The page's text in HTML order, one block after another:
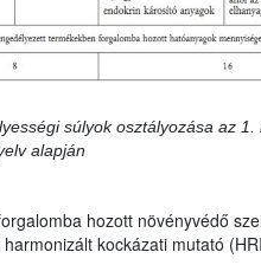
súlyok osztályozása az
alapján
hozott növényvédő
kockázati mutató